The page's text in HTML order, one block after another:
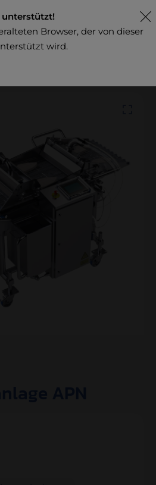
Browser, der von dieser
wird.